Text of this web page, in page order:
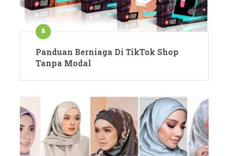
Panduan Berniaga Di TikTok Shop
Tanpa Modal